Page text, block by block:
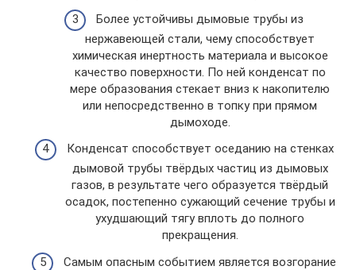
Более устойчивы дымовые трубы из
нержавеющей стали, чему способствует
химическая инертность материала и высокое
качество поверхности. По ней конденсат по
мере образования стекает вниз к накопителю
или непосредственно в топку при прямом
дымоходе.
Конденсат способствует оседанию на стенках
дымовой трубы твёрдых частиц из дымовых
газов, в результате чего образуется твёрдый
осадок, постепенно сужающий сечение трубы и
ухудшающий тягу вплоть до полного
прекращения.
Самым опасным событием является возгорание